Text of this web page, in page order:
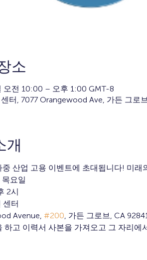
소
오전 10:00 – 오후 1:00 GMT-8
터, 7077 Orangewood Ave, 가든 그로
개
산업 고용 이벤트에 초대됩니다! 미래
요일
2시
센터
Avenue, #200 , 가든 그로브, CA 92841
하고 이력서 사본을 가져오고 그 자리에